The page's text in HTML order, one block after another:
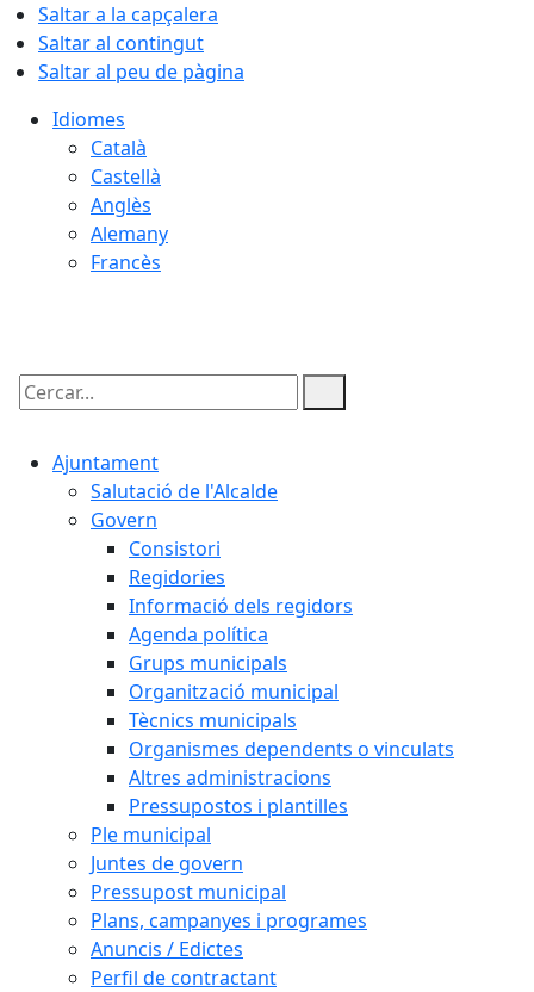
Saltar a la capçalera
Saltar al contingut
Saltar al peu de pàgina
Idiomes
Català
Castellà
Anglès
Alemany
Francès
Cercar:
Ajuntament
Salutació de l'Alcalde
Govern
Consistori
Regidories
Informació dels regidors
Agenda política
Grups municipals
Organització municipal
Tècnics municipals
Organismes dependents o vinculats
Altres administracions
Pressupostos i plantilles
Ple municipal
Juntes de govern
Pressupost municipal
Plans, campanyes i programes
Anuncis / Edictes
Perfil de contractant